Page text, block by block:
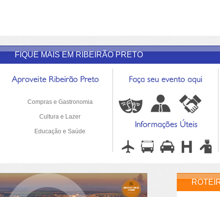
FIQUE MAIS EM RIBEIRÃO PRETO
Compras e Gastronomia
Cultura e Lazer
Educação e Saúde